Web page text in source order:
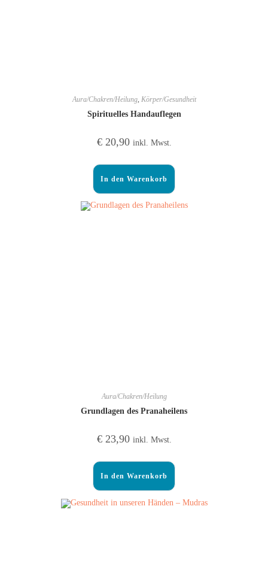
Aura/Chakren/Heilung, Körper/Gesundheit
Spirituelles Handauflegen
€20,90 inkl. Mwst.
In den Warenkorb
Aura/Chakren/Heilung
Grundlagen des Pranaheilens
€23,90 inkl. Mwst.
In den Warenkorb